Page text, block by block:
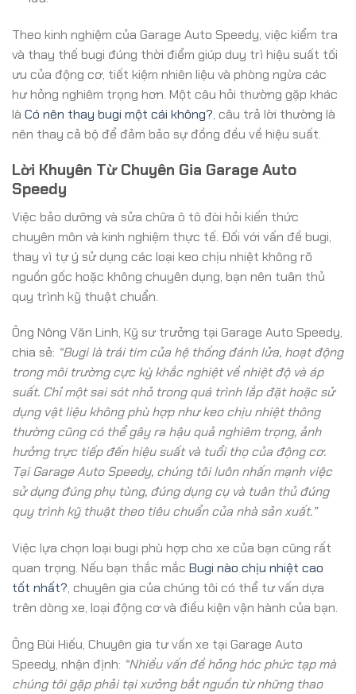
Theo kinh nghiệm của Garage Auto Speedy, việc kiểm tra
và thay thế bugi đúng thời điểm giúp duy trì hiệu suất tối
ưu của động cơ, tiết kiệm nhiên liệu và phòng ngừa các
hư hỏng nghiêm trọng hơn. Một câu hỏi thường gặp khác
là Có nên thay bugi một cái không?, câu trả lời thường là
nên thay cả bộ để đảm bảo sự đồng đều về hiệu suất.
Lời Khuyên Từ Chuyên Gia Garage Auto
Speedy
Việc bảo dưỡng và sửa chữa ô tô đòi hỏi kiến thức
chuyên môn và kinh nghiệm thực tế. Đối với vấn đề bugi,
thay vì tự ý sử dụng các loại keo chịu nhiệt không rõ
nguồn gốc hoặc không chuyên dụng, bạn nên tuân thủ
quy trình kỹ thuật chuẩn.
Ông Nông Văn Linh, Kỹ sư trưởng tại Garage Auto Speedy,
chia sẻ: “Bugi là trái tim của hệ thống đánh lửa, hoạt động
trong môi trường cực kỳ khắc nghiệt về nhiệt độ và áp
suất. Chỉ một sai sót nhỏ trong quá trình lắp đặt hoặc sử
dụng vật liệu không phù hợp như keo chịu nhiệt thông
thường cũng có thể gây ra hậu quả nghiêm trọng, ảnh
hưởng trực tiếp đến hiệu suất và tuổi thọ của động cơ.
Tại Garage Auto Speedy, chúng tôi luôn nhấn mạnh việc
sử dụng đúng phụ tùng, đúng dụng cụ và tuân thủ đúng
quy trình kỹ thuật theo tiêu chuẩn của nhà sản xuất.”
Việc lựa chọn loại bugi phù hợp cho xe của bạn cũng rất
quan trọng. Nếu bạn thắc mắc Bugi nào chịu nhiệt cao
tốt nhất?, chuyên gia của chúng tôi có thể tư vấn dựa
trên dòng xe, loại động cơ và điều kiện vận hành của bạn.
Ông Bùi Hiếu, Chuyên gia tư vấn xe tại Garage Auto
Speedy, nhận định: “Nhiều vấn đề hỏng hóc phức tạp mà
chúng tôi gặp phải tại xưởng bắt nguồn từ những thao